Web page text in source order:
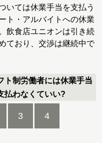
いては休業手当を支払う
ト・アルバイトへの休業
飲食店ユニオンは引き続
ており、交渉は継続中で
ト制労働者には休業手当
払わなくていい?
3 4